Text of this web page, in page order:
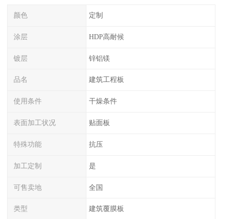
颜色 定制
涂层 HDP高耐候
镀层 锌铝镁
品名 建筑工程板
使用条件 干燥条件
表面加工状况 贴面板
特殊功能 抗压
加工定制 是
可售卖地 全国
类型 建筑覆膜板